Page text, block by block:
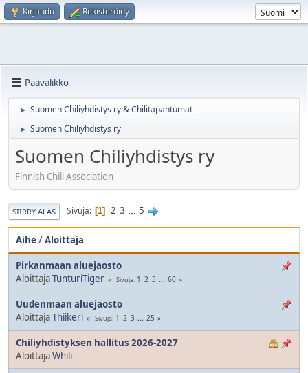
Kirjaudu Rekisteröidy
Päävalikko
► Suomen Chiliyhdistys ry & Chilitapahtumat
► Suomen Chiliyhdistys ry
Suomen Chiliyhdistys ry
Finnish Chili Association
SIIRRY ALAS Sivuja 1 2 3 ... 5
Aihe/Aloittaja
Pirkanmaan aluejaosto
AloittajaTunturiTiger Sivuja 1 2 3 ... 60
Uudenmaan aluejaosto
AloittajaThiikeri Sivuja 1 2 3 ... 25
Chiliyhdistyksen hallitus 2026-2027
AloittajaWhili